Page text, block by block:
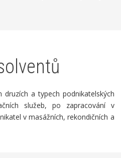
a typech podnikatelských
služeb, po zapracování v
v masážních, rekondičních a